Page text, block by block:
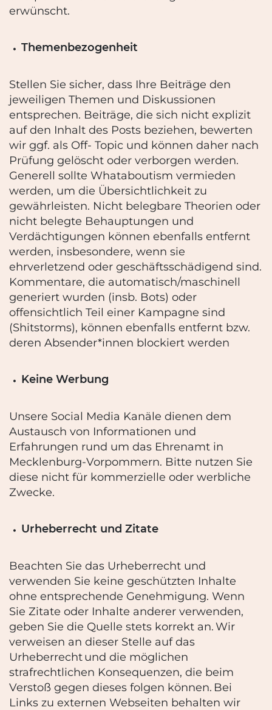
erwünscht.
Themenbezogenheit
Stellen Sie sicher, dass Ihre Beiträge den
jeweiligen Themen und Diskussionen
entsprechen. Beiträge, die sich nicht explizit
auf den Inhalt des Posts beziehen, bewerten
wir ggf. als Off- Topic und können daher nach
Prüfung gelöscht oder verborgen werden.
Generell sollte Whataboutism vermieden
werden, um die Übersichtlichkeit zu
gewährleisten. Nicht belegbare Theorien oder
nicht belegte Behauptungen und
Verdächtigungen können ebenfalls entfernt
werden, insbesondere, wenn sie
ehrverletzend oder geschäftsschädigend sind.
Kommentare, die automatisch/maschinell
generiert wurden (insb. Bots) oder
offensichtlich Teil einer Kampagne sind
(Shitstorms), können ebenfalls entfernt bzw.
deren Absender*innen blockiert werden
Keine Werbung
Unsere Social Media Kanäle dienen dem
Austausch von Informationen und
Erfahrungen rund um das Ehrenamt in
Mecklenburg-Vorpommern. Bitte nutzen Sie
diese nicht für kommerzielle oder werbliche
Zwecke.
Urheberrecht und Zitate
Beachten Sie das Urheberrecht und
verwenden Sie keine geschützten Inhalte
ohne entsprechende Genehmigung. Wenn
Sie Zitate oder Inhalte anderer verwenden,
geben Sie die Quelle stets korrekt an. Wir
verweisen an dieser Stelle auf das
Urheberrecht und die möglichen
strafrechtlichen Konsequenzen, die beim
Verstoß gegen dieses folgen können. Bei
Links zu externen Webseiten behalten wir